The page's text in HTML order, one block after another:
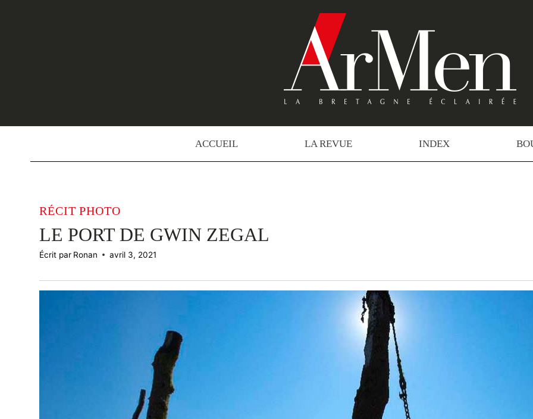
ACCUEIL LA REVUE INDEX
RÉCIT PHOTO
LE PORT DE GWIN ZEGAL
Écrit par Ronan avril 3, 2021